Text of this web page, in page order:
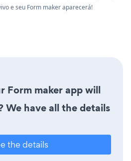
e seu Form maker aparecerá!
Form maker app will
We have all the details
the details